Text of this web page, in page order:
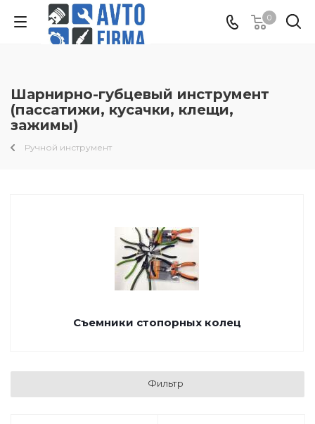
0
Шарнирно-губцевый инструмент
(пассатижи, кусачки, клещи,
зажимы)
Ручной инструмент
Съемники стопорных колец
Фильтр